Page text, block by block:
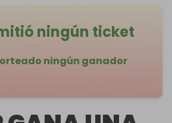
ningún ticket
ningún ganador